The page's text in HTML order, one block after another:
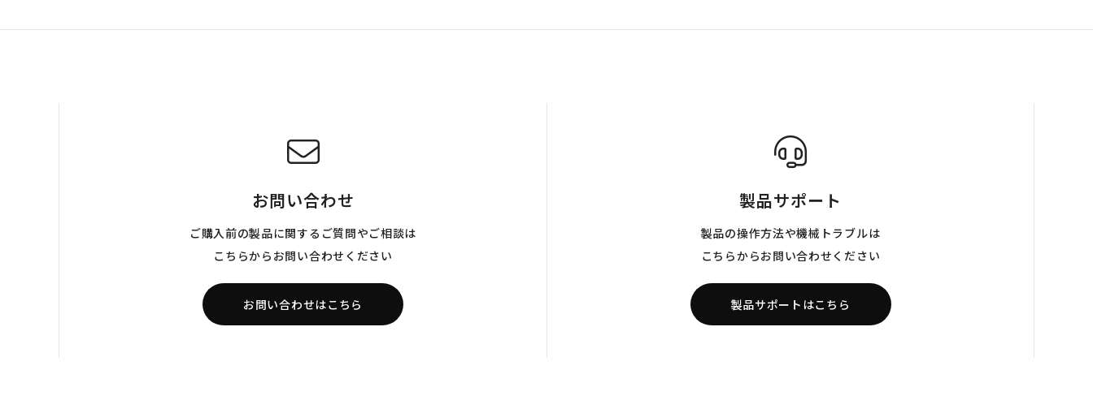
お問い合わせ
ご購入前の製品に関するご質問やご相談は
こちらからお問い合わせください
お問い合わせはこちら
製品サポート
製品の操作方法や機械トラブルは
こちらからお問い合わせください
製品サポートはこちら